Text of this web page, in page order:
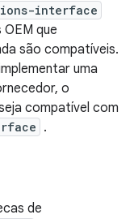
interface
que
são compatíveis.
uma
o
compatível com
.
de